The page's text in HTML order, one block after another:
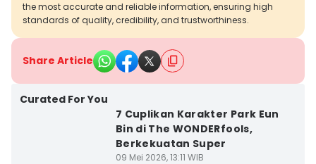
the most accurate and reliable information, ensuring high
standards of quality, credibility, and trustworthiness.
Share Article
Curated For You
7 Cuplikan Karakter Park Eun
Bin di The WONDERfools,
Berkekuatan Super
09 Mei 2026, 13:11 WIB